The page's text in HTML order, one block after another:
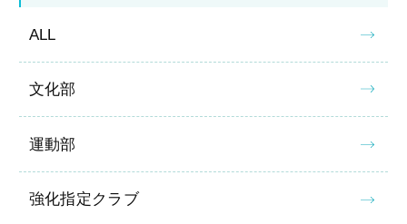
ALL
文化部
運動部
強化指定クラブ